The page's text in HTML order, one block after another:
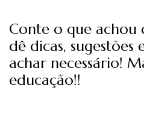
Conte o que achou
dê dicas, sugestões
achar necessário!
educação!!